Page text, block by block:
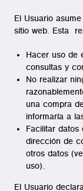
El Usuario
sitio web. Esta
Hacer uso de
consultas y
No realizar
una compra
informaría a
Facilitar
dirección de
otros datos
uso).
El Usuario